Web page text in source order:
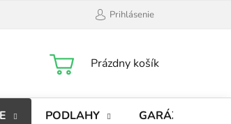
Prihlásenie
NÁKUPNÝ
Prázdny košík
PODLAHY GARÁŽOVÉ